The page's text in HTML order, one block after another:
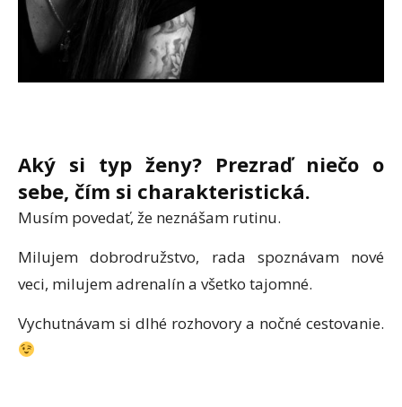
Aký si typ ženy? Prezraď niečo o
sebe, čím si charakteristická.
Musím povedať, že neznášam rutinu.
Milujem dobrodružstvo, rada spoznávam nové
veci, milujem adrenalín a všetko tajomné.
Vychutnávam si dlhé rozhovory a nočné cestovanie.